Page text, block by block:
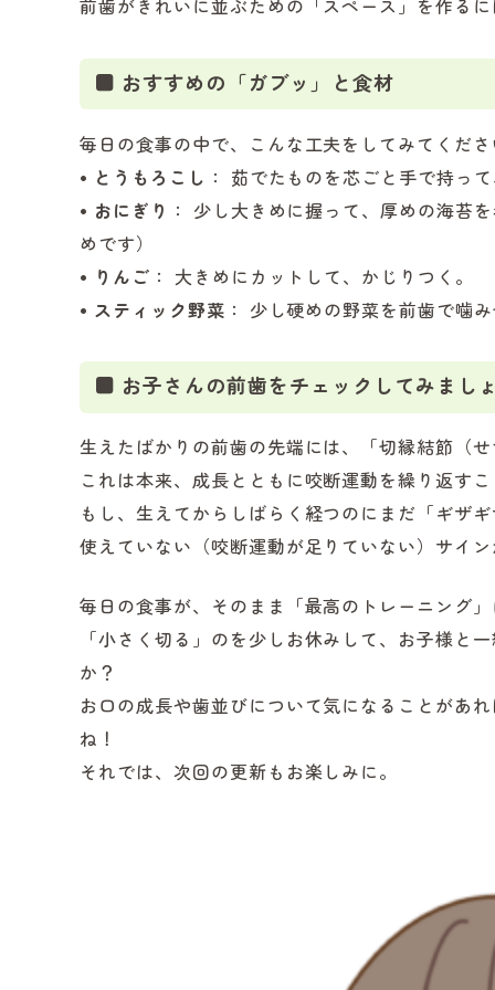
前歯がきれいに並ぶための「スペース」を作る
■ おすすめの「ガブッ」と食材
毎日の食事の中で、こんな工夫をしてみてくだ
• とうもろこし ： 茹でたものを芯ごと手で持っ
• おにぎり ： 少し大きめに握って、厚めの海苔
めです）
• りんご ： 大きめにカットして、かじりつく。
• スティック野菜 ： 少し硬めの野菜を前歯で噛
■ お子さんの前歯をチェックしてみまし
生えたばかりの前歯の先端には、「切縁結節（
これは本来、成長とともに咬断運動を繰り返す
もし、生えてからしばらく経つのにまだ「ギザ
使えていない（咬断運動が足りていない）サイ
毎日の食事が、そのまま「最高のトレーニング
「小さく切る」のを少しお休みして、お子様と
か？
お口の成長や歯並びについて気になることがあ
ね！
それでは、次回の更新もお楽しみに。